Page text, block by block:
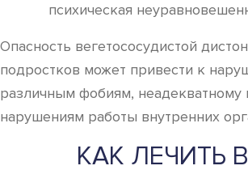
психическая
Опасность вегетососудистой
подростков может привести к
различным фобиям,
нарушениям работы внутренних
КАК ЛЕЧИТЬ